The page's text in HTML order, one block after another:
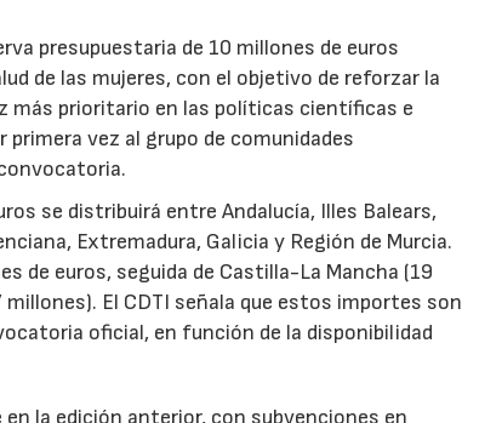
presupuestaria de 10 millones de euros
de las mujeres, con el objetivo de reforzar la
más prioritario en las políticas científicas e
vez al grupo de comunidades
se distribuirá entre Andalucía, Illes Balears,
Extremadura, Galicia y Región de Murcia.
de euros, seguida de Castilla-La Mancha (19
El CDTI señala que estos importes son
oficial, en función de la disponibilidad